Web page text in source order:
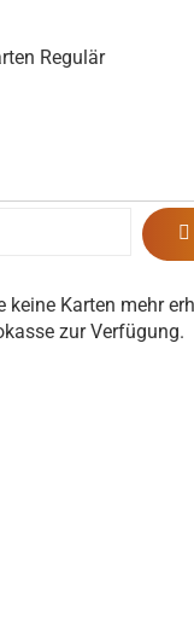
Regulär
keine Karten mehr
zur Verfügung.